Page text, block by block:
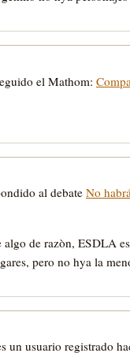
el Mathom:
al debateNo
de razòn, ESDLA
pero no hya la
un usuario registrado